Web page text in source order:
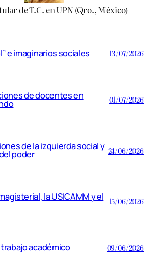
de T.C. en UPN (Qro., México)
e imaginarios sociales 13/07/2026
de docentes en 01/07/2026
de la izquierda social y
poder 24/06/2026
la USICAMM y el 15/06/2026
académico 09/06/2026